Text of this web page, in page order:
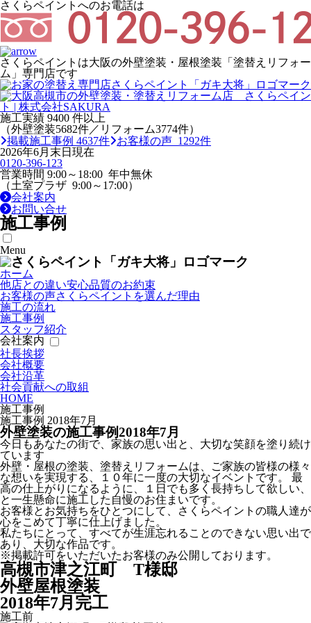
さくらペイントへのお電話は
さくらペイントは大阪の外壁塗装・屋根塗装「塗替えリフォー
ム」専門店です
施工実績 9400 件以上
（外壁塗装5682件／リフォーム3774件）
掲載施工事例 4637件
お客様の声 1292件
2026年6月末日現在
0120-396-123
営業時間 9:00～18:00 年中無休
（土室プラザ 9:00～17:00）
会社案内
お問い合せ
施工事例
Menu
ホーム
他店との違い安心品質のお約束
お客様の声さくらペイントを選んだ理由
施工の流れ
施工事例
スタッフ紹介
会社案内
社長挨拶
会社概要
会社沿革
社会貢献への取組
HOME
施工事例
施工事例 2018年7月
外壁塗装の施工事例2018年7月
今日もあなたの街で、家族の思い出と、大切な笑顔を塗り続け
ています
外壁・屋根の塗装、塗替えリフォームは、ご家族の皆様の様々
な想いを実現する、１０年に一度の大切なイベントです。 最
高の仕上がりになるように、１日でも多く長持ちして欲しい、
と一生懸命に施工した自慢のお住まいです。
お客様とお気持ちをひとつにして、さくらペイントの職人達が
心をこめて丁寧に仕上げました。
私たちにとって、すべてが生涯忘れることのできない思い出で
あり、大切な作品です。
※掲載許可をいただいたお客様のみ公開しております。
高槻市津之江町 T様邸
外壁屋根塗装
2018年7月完工
施工前